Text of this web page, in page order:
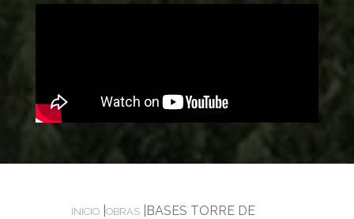
INICIO OBRAS
BASES TORRE DE